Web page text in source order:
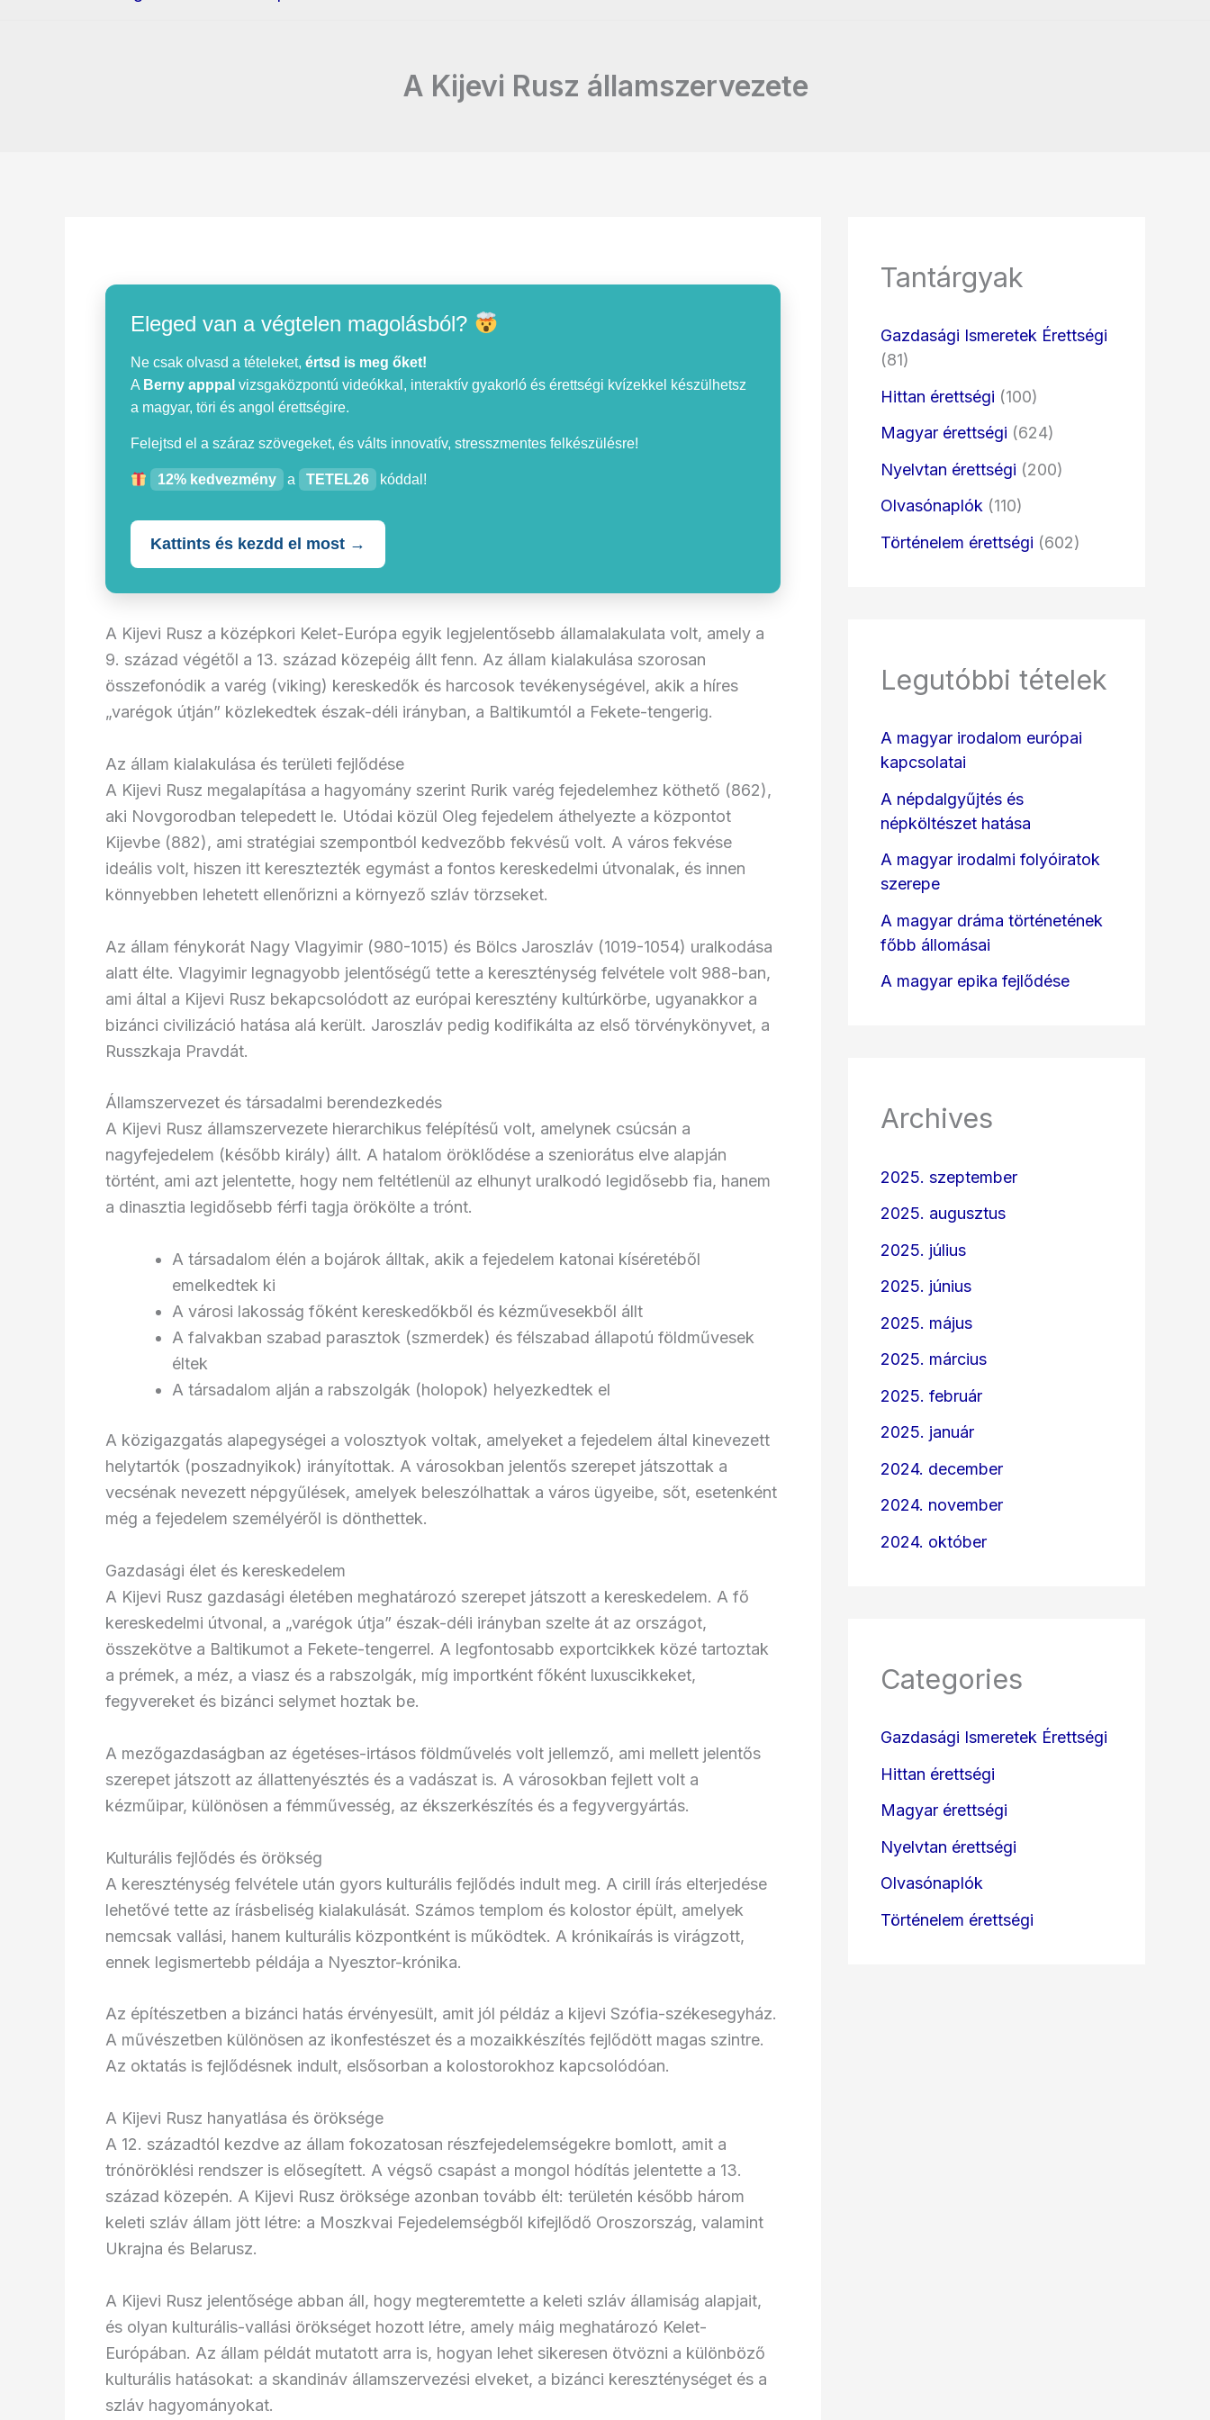
A Kijevi Rusz államszervezete
Eleged van a végtelen magolásból?
Ne csak olvasd a tételeket, értsd is meg őket!
A Berny apppal vizsgaközpontú videókkal, interaktív gyakorló és érettségi kvízekkel készülhetsz
a magyar, töri és angol érettségire.
Felejtsd el a száraz szövegeket, és válts innovatív, stresszmentes felkészülésre!
12% kedvezmény a TETEL26 kóddal!
Kattints és kezdd el most →
A Kijevi Rusz a középkori Kelet-Európa egyik legjelentősebb államalakulata volt, amely a
9. század végétől a 13. század közepéig állt fenn. Az állam kialakulása szorosan
összefonódik a varég (viking) kereskedők és harcosok tevékenységével, akik a híres
„varégok útján” közlekedtek észak-déli irányban, a Baltikumtól a Fekete-tengerig.
Az állam kialakulása és területi fejlődése
A Kijevi Rusz megalapítása a hagyomány szerint Rurik varég fejedelemhez köthető (862),
aki Novgorodban telepedett le. Utódai közül Oleg fejedelem áthelyezte a központot
Kijevbe (882), ami stratégiai szempontból kedvezőbb fekvésű volt. A város fekvése
ideális volt, hiszen itt keresztezték egymást a fontos kereskedelmi útvonalak, és innen
könnyebben lehetett ellenőrizni a környező szláv törzseket.
Az állam fénykorát Nagy Vlagyimir (980-1015) és Bölcs Jaroszláv (1019-1054) uralkodása
alatt élte. Vlagyimir legnagyobb jelentőségű tette a kereszténység felvétele volt 988-ban,
ami által a Kijevi Rusz bekapcsolódott az európai keresztény kultúrkörbe, ugyanakkor a
bizánci civilizáció hatása alá került. Jaroszláv pedig kodifikálta az első törvénykönyvet, a
Russzkaja Pravdát.
Államszervezet és társadalmi berendezkedés
A Kijevi Rusz államszervezete hierarchikus felépítésű volt, amelynek csúcsán a
nagyfejedelem (később király) állt. A hatalom öröklődése a szeniorátus elve alapján
történt, ami azt jelentette, hogy nem feltétlenül az elhunyt uralkodó legidősebb fia, hanem
a dinasztia legidősebb férfi tagja örökölte a trónt.
A társadalom élén a bojárok álltak, akik a fejedelem katonai kíséretéből
emelkedtek ki
A városi lakosság főként kereskedőkből és kézművesekből állt
A falvakban szabad parasztok (szmerdek) és félszabad állapotú földművesek
éltek
A társadalom alján a rabszolgák (holopok) helyezkedtek el
A közigazgatás alapegységei a volosztyok voltak, amelyeket a fejedelem által kinevezett
helytartók (poszadnyikok) irányítottak. A városokban jelentős szerepet játszottak a
vecsénak nevezett népgyűlések, amelyek beleszólhattak a város ügyeibe, sőt, esetenként
még a fejedelem személyéről is dönthettek.
Gazdasági élet és kereskedelem
A Kijevi Rusz gazdasági életében meghatározó szerepet játszott a kereskedelem. A fő
kereskedelmi útvonal, a „varégok útja” észak-déli irányban szelte át az országot,
összekötve a Baltikumot a Fekete-tengerrel. A legfontosabb exportcikkek közé tartoztak
a prémek, a méz, a viasz és a rabszolgák, míg importként főként luxuscikkeket,
fegyvereket és bizánci selymet hoztak be.
A mezőgazdaságban az égetéses-irtásos földművelés volt jellemző, ami mellett jelentős
szerepet játszott az állattenyésztés és a vadászat is. A városokban fejlett volt a
kézműipar, különösen a fémművesség, az ékszerkészítés és a fegyvergyártás.
Kulturális fejlődés és örökség
A kereszténység felvétele után gyors kulturális fejlődés indult meg. A cirill írás elterjedése
lehetővé tette az írásbeliség kialakulását. Számos templom és kolostor épült, amelyek
nemcsak vallási, hanem kulturális központként is működtek. A krónikaírás is virágzott,
ennek legismertebb példája a Nyesztor-krónika.
Az építészetben a bizánci hatás érvényesült, amit jól példáz a kijevi Szófia-székesegyház.
A művészetben különösen az ikonfestészet és a mozaikkészítés fejlődött magas szintre.
Az oktatás is fejlődésnek indult, elsősorban a kolostorokhoz kapcsolódóan.
A Kijevi Rusz hanyatlása és öröksége
A 12. századtól kezdve az állam fokozatosan részfejedelemségekre bomlott, amit a
trónöröklési rendszer is elősegített. A végső csapást a mongol hódítás jelentette a 13.
század közepén. A Kijevi Rusz öröksége azonban tovább élt: területén később három
keleti szláv állam jött létre: a Moszkvai Fejedelemségből kifejlődő Oroszország, valamint
Ukrajna és Belarusz.
A Kijevi Rusz jelentősége abban áll, hogy megteremtette a keleti szláv államiság alapjait,
és olyan kulturális-vallási örökséget hozott létre, amely máig meghatározó Kelet-
Európában. Az állam példát mutatott arra is, hogyan lehet sikeresen ötvözni a különböző
kulturális hatásokat: a skandináv államszervezési elveket, a bizánci kereszténységet és a
szláv hagyományokat.
Tantárgyak
Gazdasági Ismeretek Érettségi
(81)
Hittan érettségi (100)
Magyar érettségi (624)
Nyelvtan érettségi (200)
Olvasónaplók (110)
Történelem érettségi (602)
Legutóbbi tételek
A magyar irodalom európai
kapcsolatai
A népdalgyűjtés és
népköltészet hatása
A magyar irodalmi folyóiratok
szerepe
A magyar dráma történetének
főbb állomásai
A magyar epika fejlődése
Archives
2025. szeptember
2025. augusztus
2025. július
2025. június
2025. május
2025. március
2025. február
2025. január
2024. december
2024. november
2024. október
Categories
Gazdasági Ismeretek Érettségi
Hittan érettségi
Magyar érettségi
Nyelvtan érettségi
Olvasónaplók
Történelem érettségi